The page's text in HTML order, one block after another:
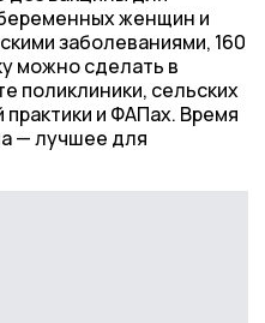
женщин и
заболеваниями, 160
можно сделать в
поликлиники, сельских
и ФАПах. Время
— лучшее для